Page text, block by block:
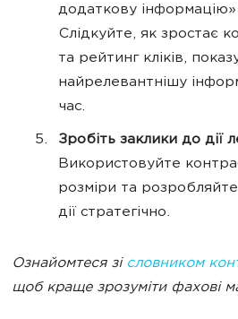
додаткову інформацію»
Слідкуйте, як зростає
та рейтинг кліків,
найрелевантнішу
час.
Зробіть заклики до дії
Використовуйте
розміри та
дії стратегічно.
Ознайомтеся зі словником
щоб краще зрозуміти фахові